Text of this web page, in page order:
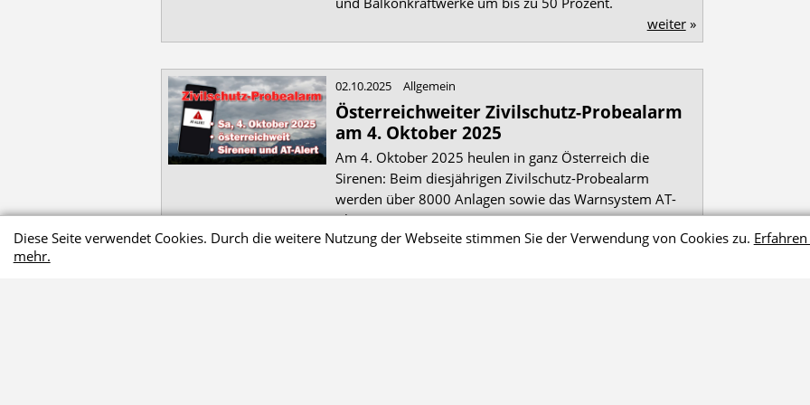
weiter»
02.10.2025 Allgemein
Österreichweiter Zivilschutz-Probealarm
am 4. Oktober 2025
Am 4. Oktober 2025 heulen in ganz Österreich die
Sirenen: Beim diesjährigen Zivilschutz-Probealarm
werden über 8000 Anlagen sowie das Warnsystem AT-
Alert getestet.
weiter»
Diese Seite verwendet Cookies. Durch die weitere Nutzung der Webseite stimmen Sie der Verwendung von Cookies zu. Erfahren
mehr.